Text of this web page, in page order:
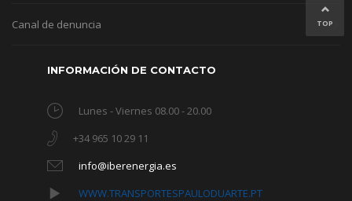
Canal de denuncia
INFORMACIÓN DE CONTACTO
Lunes - Viernes 08.00 - 20.00
+34 965 10 29 11
info@iberenergia.es
WWW.TRANSPORTESPAULODUARTE.PT
TOP